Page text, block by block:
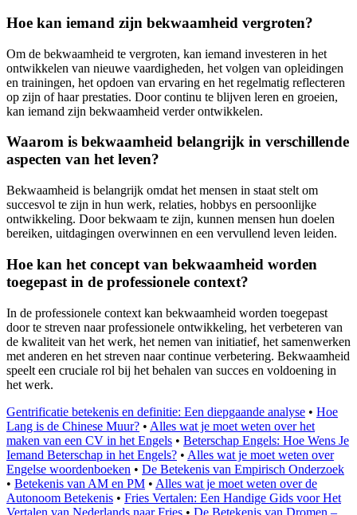
Hoe kan iemand zijn bekwaamheid vergroten?
Om de bekwaamheid te vergroten, kan iemand investeren in het
ontwikkelen van nieuwe vaardigheden, het volgen van opleidingen
en trainingen, het opdoen van ervaring en het regelmatig reflecteren
op zijn of haar prestaties. Door continu te blijven leren en groeien,
kan iemand zijn bekwaamheid verder ontwikkelen.
Waarom is bekwaamheid belangrijk in verschillende
aspecten van het leven?
Bekwaamheid is belangrijk omdat het mensen in staat stelt om
succesvol te zijn in hun werk, relaties, hobbys en persoonlijke
ontwikkeling. Door bekwaam te zijn, kunnen mensen hun doelen
bereiken, uitdagingen overwinnen en een vervullend leven leiden.
Hoe kan het concept van bekwaamheid worden
toegepast in de professionele context?
In de professionele context kan bekwaamheid worden toegepast
door te streven naar professionele ontwikkeling, het verbeteren van
de kwaliteit van het werk, het nemen van initiatief, het samenwerken
met anderen en het streven naar continue verbetering. Bekwaamheid
speelt een cruciale rol bij het behalen van succes en voldoening in
het werk.
Gentrificatie betekenis en definitie: Een diepgaande analyse • Hoe
Lang is de Chinese Muur? • Alles wat je moet weten over het
maken van een CV in het Engels • Beterschap Engels: Hoe Wens Je
Iemand Beterschap in het Engels? • Alles wat je moet weten over
Engelse woordenboeken • De Betekenis van Empirisch Onderzoek
• Betekenis van AM en PM • Alles wat je moet weten over de
Autonoom Betekenis • Fries Vertalen: Een Handige Gids voor Het
Vertalen van Nederlands naar Fries • De Betekenis van Dromen –